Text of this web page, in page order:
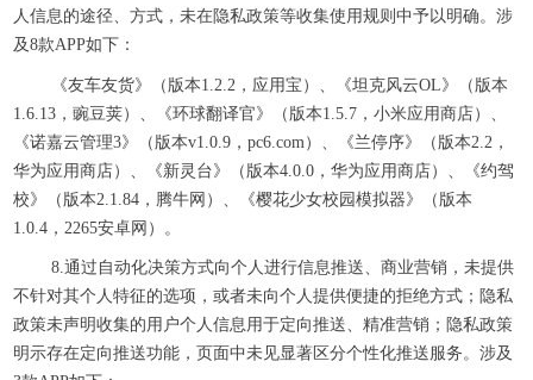
人信息的途径、方式，未在隐私政策等收集使用规则中予以明确。涉
及8款APP如下：
《友车友货》（版本1.2.2，应用宝）、《坦克风云OL》（版本
1.6.13，豌豆荚）、《环球翻译官》（版本1.5.7，小米应用商店）、
《诺嘉云管理3》（版本v1.0.9，pc6.com）、《兰停序》（版本2.2，
华为应用商店）、《新灵台》（版本4.0.0，华为应用商店）、《约驾
校》（版本2.1.84，腾牛网）、《樱花少女校园模拟器》（版本
1.0.4，2265安卓网）。
8.通过自动化决策方式向个人进行信息推送、商业营销，未提供
不针对其个人特征的选项，或者未向个人提供便捷的拒绝方式；隐私
政策未声明收集的用户个人信息用于定向推送、精准营销；隐私政策
明示存在定向推送功能，页面中未见显著区分个性化推送服务。涉及